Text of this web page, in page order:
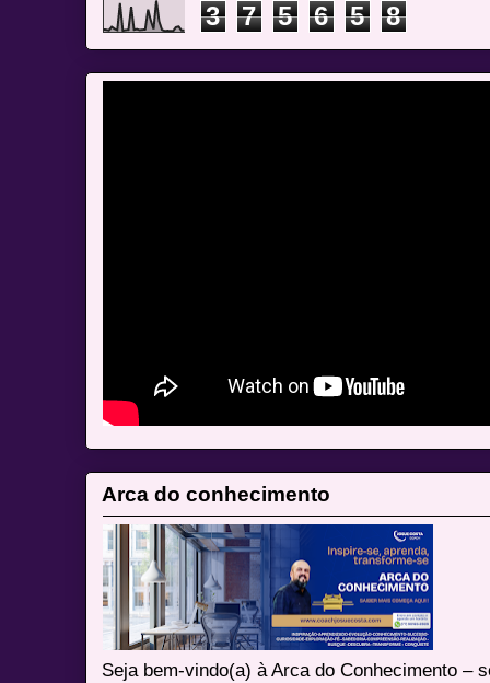
3 7 5 6 5 8
Arca do conhecimento
Seja bem-vindo(a) à Arca do Conhecimento –